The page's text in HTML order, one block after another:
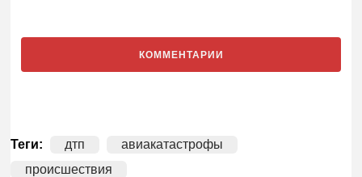
КОММЕНТАРИИ
Теги: дтп
авиакатастрофы
происшествия